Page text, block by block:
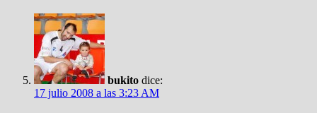
bukito dice:
17 julio 2008 a las 3:23 AM